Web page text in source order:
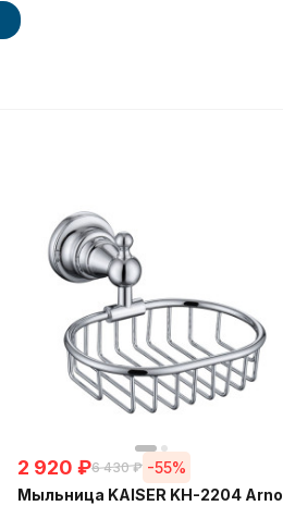
2 920 ₽6 430 ₽ -55%
Мыльница KAISER KH-2204 Arno